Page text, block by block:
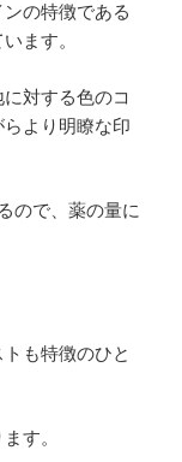
の特徴である
ます。
対する色のコ
より明瞭な印
ので、薬の量に
も特徴のひと
す。